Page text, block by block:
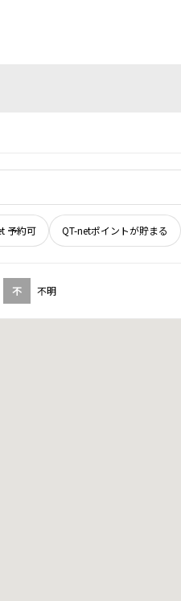
予約可 QT-netポイントが貯まる
不 不明